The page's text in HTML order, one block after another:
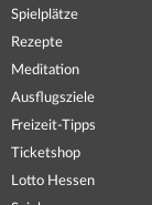
Spielplätze
Rezepte
Meditation
Ausflugsziele
Freizeit-Tipps
Ticketshop
Lotto Hessen